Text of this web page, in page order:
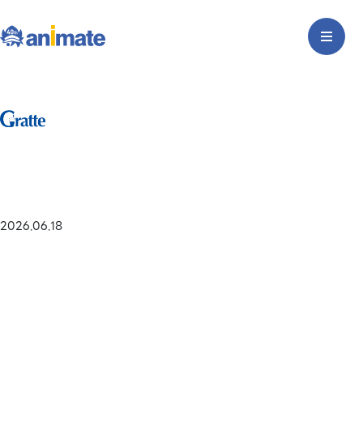
2026.06.18